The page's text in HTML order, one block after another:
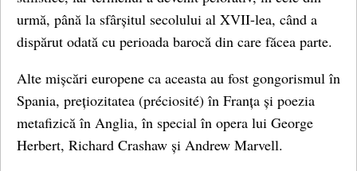
urmă, până la sfârșitul secolului al XVII-lea, când a
dispărut odată cu perioada barocă din care făcea parte.
Alte mișcări europene ca aceasta au fost gongorismul în
Spania, prețiozitatea (préciosité) în Franța și poezia
metafizică în Anglia, în special în opera lui George
Herbert, Richard Crashaw și Andrew Marvell.